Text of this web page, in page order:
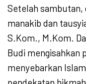
Setelah sambutan,
manakib dan
S.Kom., M.Kom.
Budi mengisahkan
menyebarkan